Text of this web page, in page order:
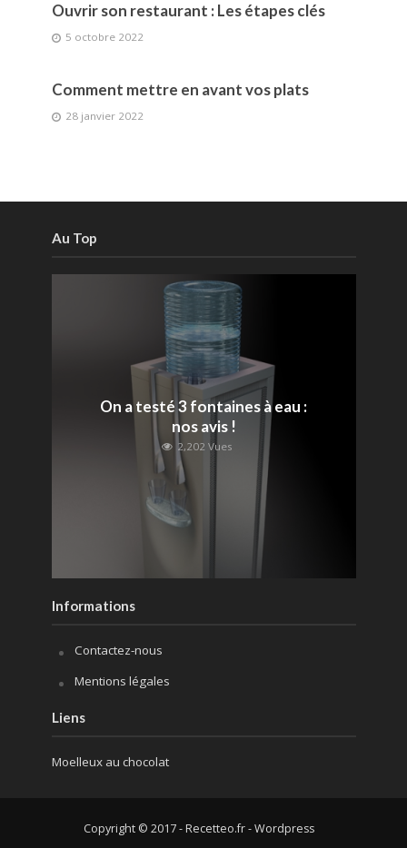
Ouvrir son restaurant : Les étapes clés
5 octobre 2022
Comment mettre en avant vos plats
28 janvier 2022
Au Top
On a testé 3 fontaines à eau :
nos avis !
2,202 Vues
Informations
Contactez-nous
Mentions légales
Liens
Moelleux au chocolat
Copyright © 2017 - Recetteo.fr - Wordpress